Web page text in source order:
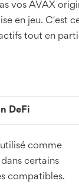
vos AVAX
en jeu. C'est
tout en
DeFi
comme
certains
compatibles.